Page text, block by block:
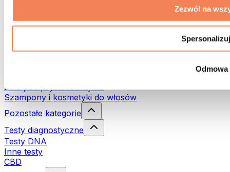
Zezwól na
Spersonalizuj
Odmowa
Filtry i dzbanki do wody
Środki do prania
Żele pod prysznic i mydła
Szampony i kosmetyki do włosów
Pozostałe kategorie
Testy diagnostyczne
Testy DNA
Inne testy
CBD